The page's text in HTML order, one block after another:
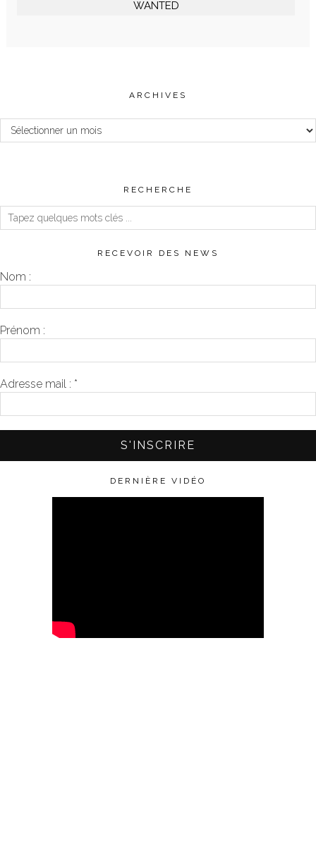
WANTED
ARCHIVES
Archives
RECHERCHE
RECEVOIR DES NEWS
Nom :
Prénom :
Adresse mail : *
DERNIÈRE VIDÉO